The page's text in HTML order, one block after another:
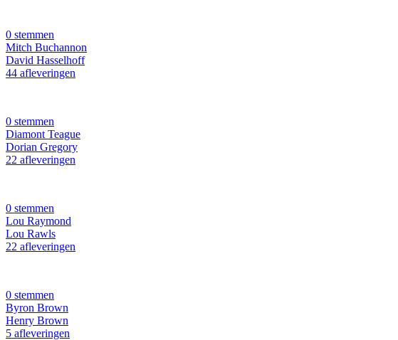
0 stemmen
Mitch Buchannon
David Hasselhoff
44 afleveringen
0 stemmen
Diamont Teague
Dorian Gregory
22 afleveringen
0 stemmen
Lou Raymond
Lou Rawls
22 afleveringen
0 stemmen
Byron Brown
Henry Brown
5 afleveringen